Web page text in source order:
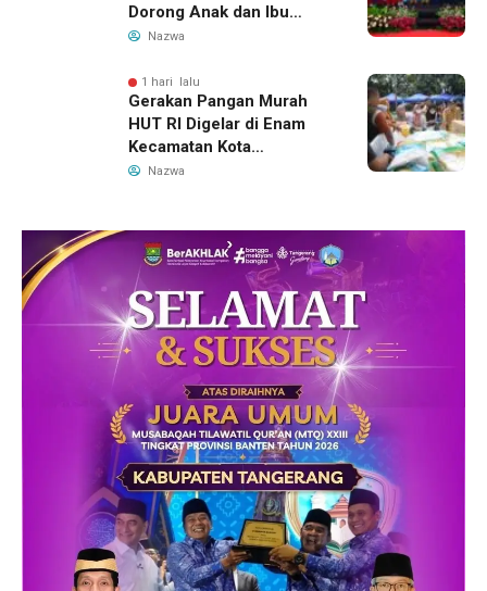
Dorong Anak dan Ibu
Hamil Penuhi Protein
Nazwa
1 hari lalu
Gerakan Pangan Murah
HUT RI Digelar di Enam
Kecamatan Kota
Tangerang, Catat
Nazwa